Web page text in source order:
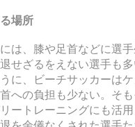
場所
は、膝や足首などに選
せざるをえない選手も
に、ビーチサッカーは
への負担も少ない。そ
ートレーニングにも活